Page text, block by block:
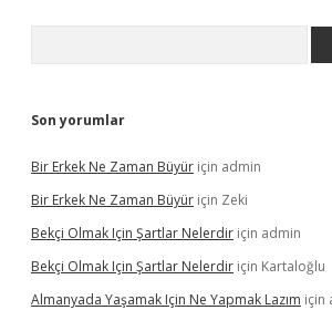
Son yorumlar
Bir Erkek Ne Zaman Büyür için admin
Bir Erkek Ne Zaman Büyür için Zeki
Bekçi Olmak Için Şartlar Nelerdir için admin
Bekçi Olmak Için Şartlar Nelerdir için Kartaloğlu
Almanyada Yaşamak Için Ne Yapmak Lazım için